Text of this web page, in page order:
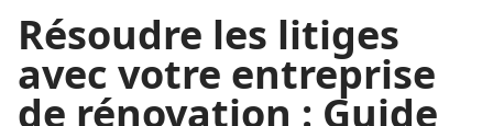
Résoudre les litiges
avec votre entreprise
de rénovation : Guide